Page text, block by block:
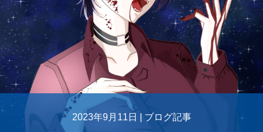
2023年9月11日 | ブログ記事